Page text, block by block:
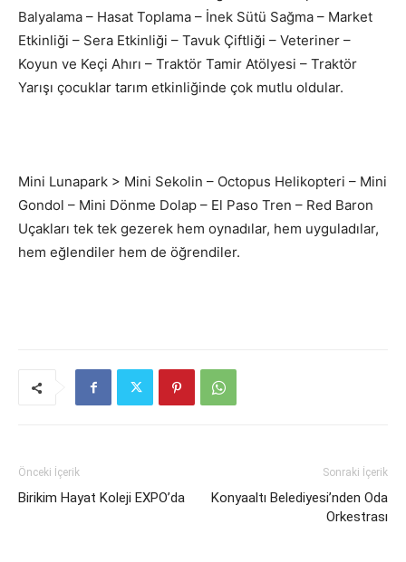
Balyalama – Hasat Toplama – İnek Sütü Sağma – Market
Etkinliği – Sera Etkinliği – Tavuk Çiftliği – Veteriner –
Koyun ve Keçi Ahırı – Traktör Tamir Atölyesi – Traktör
Yarışı çocuklar tarım etkinliğinde çok mutlu oldular.
Mini Lunapark > Mini Sekolin – Octopus Helikopteri – Mini
Gondol – Mini Dönme Dolap – El Paso Tren – Red Baron
Uçakları tek tek gezerek hem oynadılar, hem uyguladılar,
hem eğlendiler hem de öğrendiler.
Önceki İçerik
Birikim Hayat Koleji EXPO’da
Sonraki İçerik
Konyaaltı Belediyesi’nden Oda
Orkestrası